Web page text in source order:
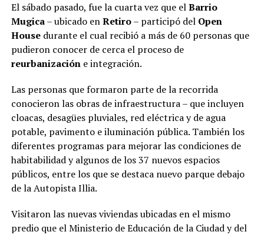
El sábado pasado, fue la cuarta vez que elBarrio
Mugica– ubicado enRetiro– participó del Open
Housedurante el cual recibió a más de 60 personas que
pudieron conocer de cerca el proceso de
reurbanizacióne integración.
Las personas que formaron parte de la recorrida
conocieron las obras de infraestructura – que incluyen
cloacas, desagües pluviales, red eléctrica y de agua
potable, pavimento e iluminación pública. También los
diferentes programas para mejorar las condiciones de
habitabilidad y algunos de los 37 nuevos espacios
públicos, entre los que se destaca nuevo parque debajo
de la Autopista Illia.
Visitaron las nuevas viviendas ubicadas en el mismo
predio que el Ministerio de Educación de la Ciudad y del